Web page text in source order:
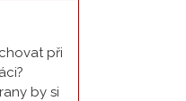
při
by si